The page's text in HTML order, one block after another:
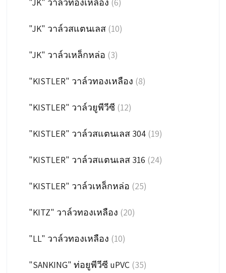
"JK" วาล์วสแตนเลส (10)
"JK" วาล์วเหล็กหล่อ (3)
"KISTLER" วาล์วทองเหลือง (8)
"KISTLER" วาล์วยูพีวีซี (12)
"KISTLER" วาล์วสแตนเลส 304 (19)
"KISTLER" วาล์วสแตนเลส 316 (24)
"KISTLER" วาล์วเหล็กหล่อ (25)
"KITZ" วาล์วทองเหลือง (20)
"LL" วาล์วทองเหลือง (10)
"SANKING" ท่อยูพีวีซี uPVC (35)